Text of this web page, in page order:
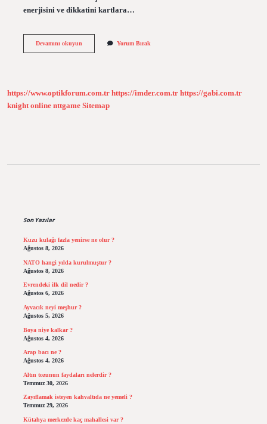
enerjisini ve dikkatini kartlara…
Devamını okuyunTarot
Yorum Bırak
https://www.optikforum.com.tr https://imder.com.tr https://gabi.com.tr
knight online nttgame Sitemap
Son Yazılar
Kuzu kulağı fazla yenirse ne olur ?
Ağustos 8, 2026
NATO hangi yılda kurulmuştur ?
Ağustos 8, 2026
Evrendeki ilk dil nedir ?
Ağustos 6, 2026
Ayvacık neyi meşhur ?
Ağustos 5, 2026
Boya niye kalkar ?
Ağustos 4, 2026
Arap bacı ne ?
Ağustos 4, 2026
Altın tozunun faydaları nelerdir ?
Temmuz 30, 2026
Zayıflamak isteyen kahvaltıda ne yemeli ?
Temmuz 29, 2026
Kütahya merkezde kaç mahallesi var ?